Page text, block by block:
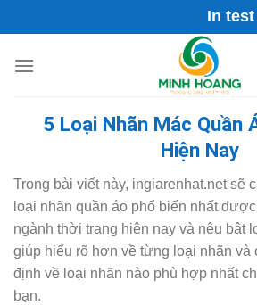
to
In test mẫu
5 Loại Nhãn Mác Quần
Hiện Nay
Trong bài viết này, ingiarenhat.net sẽ
loại nhãn quần áo phổ biến nhất
ngành thời trang hiện nay và nêu bật
giúp hiểu rõ hơn về từng loại nhãn và
định về loại nhãn nào phù hợp nhất
bạn.